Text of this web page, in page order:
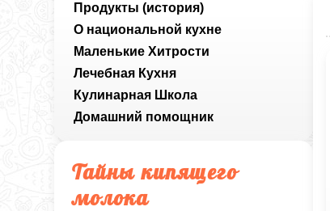
Продукты (история)
О национальной кухне
Маленькие Хитрости
Лечебная Кухня
Кулинарная Школа
Домашний помощник
Тайны кипящего
молока